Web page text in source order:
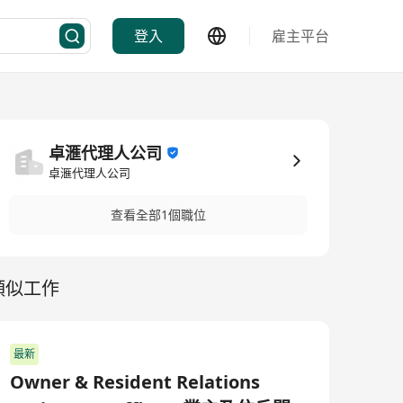
登入 雇主平台
卓滙代理人公司
卓滙代理人公司
查看全部1個職位
似工作
最新
Owner & Resident Relations